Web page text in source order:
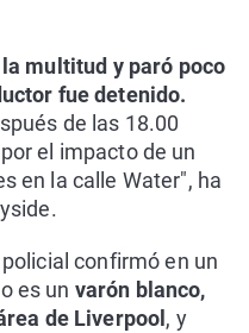
multitud y paró poco
fue detenido.
de las 18.00
el impacto de un
en la calle Water", ha
confirmó en un
es un varón blanco,
de Liverpool , y